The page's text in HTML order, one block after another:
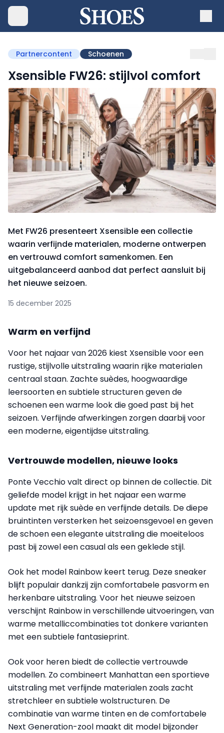
Partnercontent Schoenen
Xsensible FW26: stijlvol comfort
Met FW26 presenteert Xsensible een collectie
waarin verfijnde materialen, moderne ontwerpen
en vertrouwd comfort samenkomen. Een
uitgebalanceerd aanbod dat perfect aansluit bij
het nieuwe seizoen.
15 december 2025
Warm en verfijnd
Voor het najaar van 2026 kiest Xsensible voor een
rustige, stijlvolle uitstraling waarin rijke materialen
centraal staan. Zachte suèdes, hoogwaardige
leersoorten en subtiele structuren geven de
schoenen een warme look die goed past bij het
seizoen. Verfijnde afwerkingen zorgen daarbij voor
een moderne, eigentijdse uitstraling.
Vertrouwde modellen, nieuwe looks
Ponte Vecchio valt direct op binnen de collectie. Dit
geliefde model krijgt in het najaar een warme
update met rijk suède en verfijnde details. De diepe
bruintinten versterken het seizoensgevoel en geven
de schoen een elegante uitstraling die moeiteloos
past bij zowel een casual als een geklede stijl.
Ook het model Rainbow keert terug. Deze sneaker
blijft populair dankzij zijn comfortabele pasvorm en
herkenbare uitstraling. Voor het nieuwe seizoen
verschijnt Rainbow in verschillende uitvoeringen, van
warme metalliccombinaties tot donkere varianten
met een subtiele fantasieprint.
Ook voor heren biedt de collectie vertrouwde
modellen. Zo combineert Manhattan een sportieve
uitstraling met verfijnde materialen zoals zacht
stretchleer en subtiele wolstructuren. De
combinatie van warme tinten en de comfortabele
Next Generation-zool maakt dit model bijzonder